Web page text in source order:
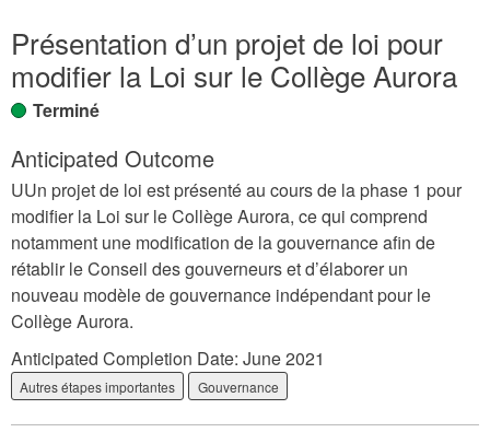
Présentation d’un projet de loi pour
modifier la Loi sur le Collège Aurora
Terminé
Anticipated Outcome
UUn projet de loi est présenté au cours de la phase 1 pour
modifier la Loi sur le Collège Aurora, ce qui comprend
notamment une modification de la gouvernance afin de
rétablir le Conseil des gouverneurs et d’élaborer un
nouveau modèle de gouvernance indépendant pour le
Collège Aurora.
Anticipated Completion Date: June 2021
Autres étapes importantes Gouvernance